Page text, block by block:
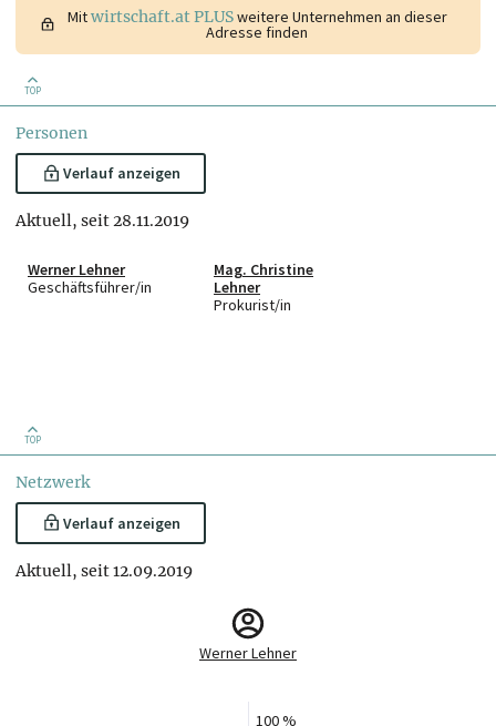
Mitwirtschaft.at PLUSweitere Unternehmen an dieser
Adresse finden
TOP
Personen
Verlauf anzeigen
Aktuell, seit 28.11.2019
Werner Lehner
Geschäftsführer/in
Mag. Christine
Lehner
Prokurist/in
TOP
Netzwerk
Verlauf anzeigen
Aktuell, seit 12.09.2019
Werner Lehner
100 %